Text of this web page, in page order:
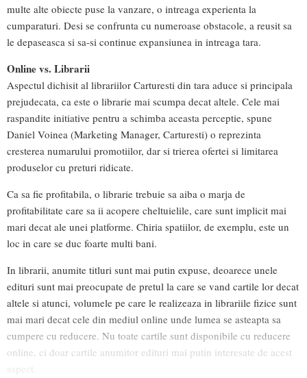
multe alte obiecte puse la vanzare, o intreaga experienta la
cumparaturi. Desi se confrunta cu numeroase obstacole, a reusit sa
le depaseasca si sa-si continue expansiunea in intreaga tara.
Online vs. Librarii
Aspectul dichisit al librariilor Carturesti din tara aduce si principala
prejudecata, ca este o librarie mai scumpa decat altele. Cele mai
raspandite initiative pentru a schimba aceasta perceptie, spune
Daniel Voinea (Marketing Manager, Carturesti) o reprezinta
cresterea numarului promotiilor, dar si trierea ofertei si limitarea
produselor cu preturi ridicate.
Ca sa fie profitabila, o librarie trebuie sa aiba o marja de
profitabilitate care sa ii acopere cheltuielile, care sunt implicit mai
mari decat ale unei platforme. Chiria spatiilor, de exemplu, este un
loc in care se duc foarte multi bani.
In librarii, anumite titluri sunt mai putin expuse, deoarece unele
edituri sunt mai preocupate de pretul la care se vand cartile lor decat
altele si atunci, volumele pe care le realizeaza in librariile fizice sunt
mai mari decat cele din mediul online unde lumea se asteapta sa
cumpere cu reducere. Nu toate cartile sunt disponibile cu reducere
online, ci doar cartile anumitor edituri mai putin interesate de acest
aspect.